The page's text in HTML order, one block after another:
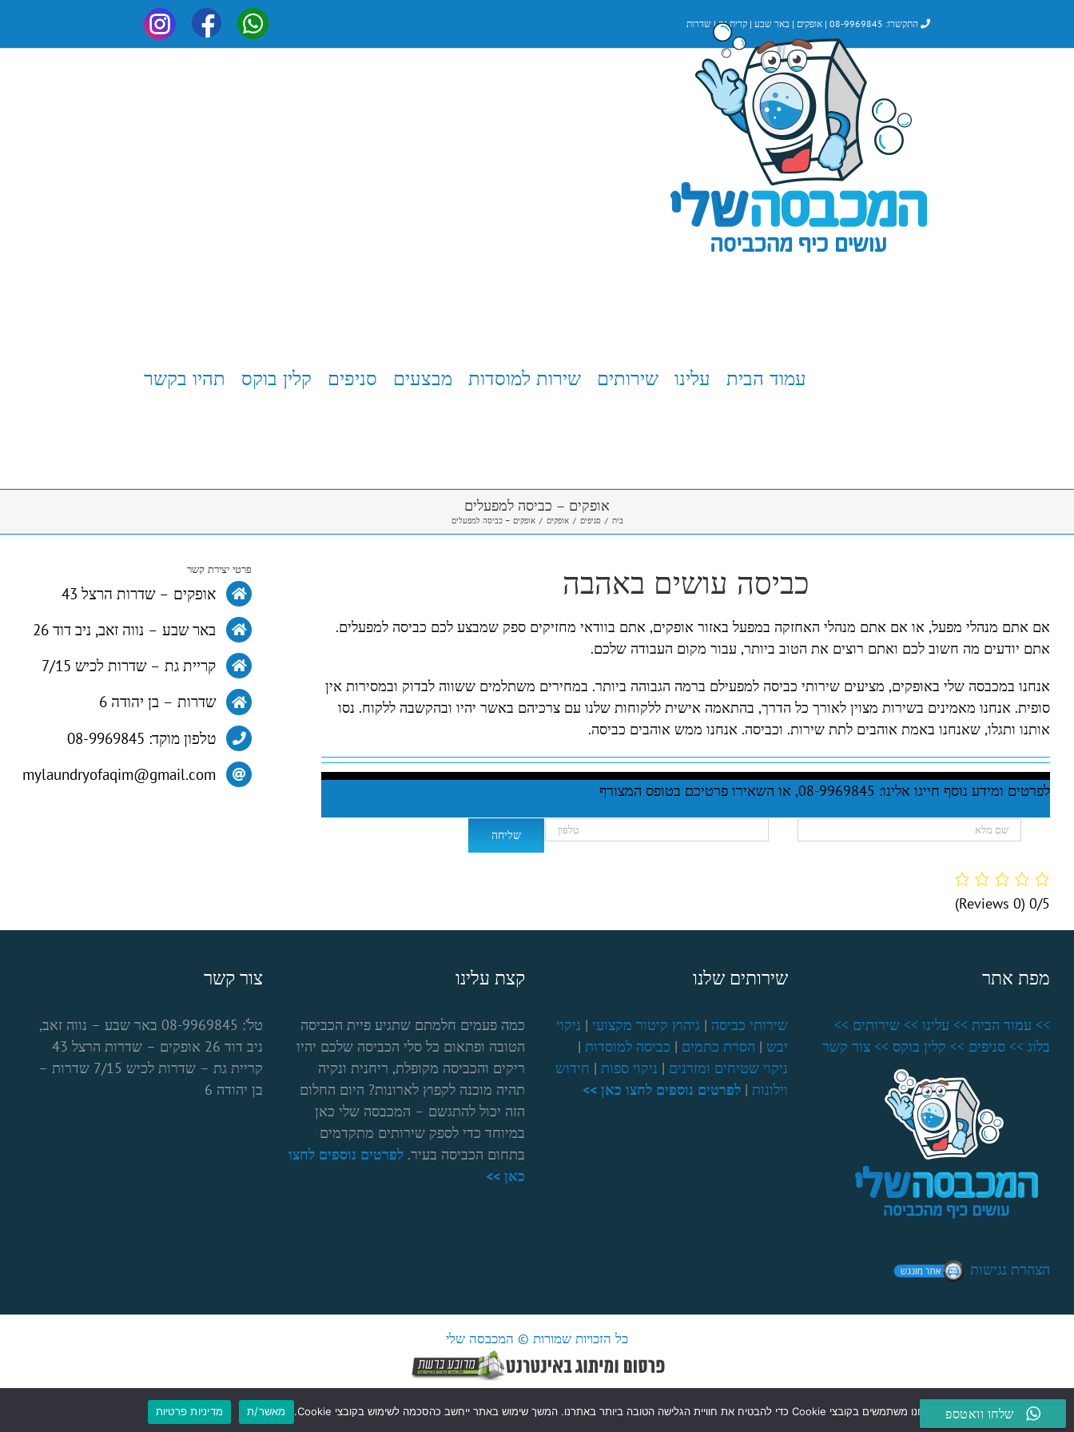
התקשרו: 08-9969845
| אופקים | באר שבע | קרית גת| שדרות
My-
laundry_Whatsapp
My-
My-
עמוד הבית עלינו שירותים שירות למוסדות מבצעים סניפים קלין בוקס תהיו בקשר
אופקים – כביסה למפעלים
בית / סניפים / אופקים / אופקים – כביסה למפעלים
כביסה עושים באהבה
אם אתם מנהלי מפעל, או אם אתם מנהלי האחזקה במפעל באזור אופקים, אתם בוודאי מחזיקים ספק שמבצע לכם כביסה למפעלים.
אתם יודעים מה חשוב לכם ואתם רוצים את הטוב ביותר, עבור מקום העבודה שלכם.
אנחנו במכבסה שלי באופקים, מציעים שירותי כביסה למפעילם ברמה הגבוהה ביותר. במחירים משתלמים ששווה לבדוק ובמסירות אין
סופית. אנחנו מאמינים בשירות מצוין לאורך כל הדרך, בהתאמה אישית ללקוחות שלנו עם צרכיהם באשר יהיו ובהקשבה ללקוח. נסו
אותנו ותגלו, שאנחנו באמת אוהבים לתת שירות. וכביסה. אנחנו ממש אוהבים כביסה.
לפרטים ומידע נוסף חייגו אלינו: 08-9969845, או השאירו פרטיכם בטופס המצורף
0/5
(0 Reviews)
פרטי יצירת קשר
אופקים – שדרות הרצל 43
באר שבע – נווה זאב, ניב דוד 26
קריית גת – שדרות לכיש 7/15
שדרות – בן יהודה 6
טלפון מוקד: 08-9969845
mylaundryofaqim@gmail.com
מפת אתר
>> עמוד הבית >> עלינו >> שירותים >>
בלוג >> סניפים >> קלין בוקס >> צור קשר
הצהרת נגישות
שירותים שלנו
שירותי כביסה |גיהוץ קיטור מקצועי | ניקוי
יבש | הסרת כתמים | כביסה למוסדות |
ניקוי שטיחים ומזרנים | ניקוי ספות | חידוש
וילונות |לפרטים נוספים לחצו כאן >>
קצת עלינו
כמה פעמים חלמתם שתגיע פיית הכביסה
הטובה ופתאום כל סלי הכביסה שלכם יהיו
ריקים והכביסה מקופלת, ריחנית ונקיה
תהיה מוכנה לקפוץ לארונות? היום החלום
הזה יכול להתגשם – המכבסה שלי כאן
במיוחד כדי לספק שירותים מתקדמים
בתחום הכביסה בעיר. לפרטים נוספים לחצו
כאן >>
צור קשר
טל’: 08-9969845 באר שבע – נווה זאב,
ניב דוד 26 אופקים – שדרות הרצל 43
קריית גת – שדרות לכיש 7/15 שדרות –
בן יהודה 6
כל הזכויות שמורות © המכבסה שלי
My-
My-
My-
שלחו וואטספ אנחנו משתמשים בקובצי Cookie כדי להבטיח את חוויית הגלישה הטובה ביותר באתרנו. המשך שימוש באתר ייחשב כהסכמה לשימוש בקובצי Cookie. מאשר/ת מדיניות פרטיות